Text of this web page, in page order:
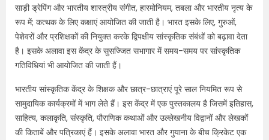
साड़ी ड्रेपिंग और भारतीय शास्त्रीय संगीत, हारमोनियम, तबला और भारतीय नृत्य के
रूप में; कत्थक के लिए कक्षाएं आयोजित की जाती है। भारत इसके लिए, गुरुओं,
पेशेवरों और प्रशिक्षकों की नियुक्त करके द्विपक्षीय सांस्कृतिक संबंधों को बढ़ावा देता
है। इसके अलावा इस केंद्र के सुसज्जित सभागार में समय-समय पर सांस्कृतिक
गतिविधियां भी आयोजित की जाती हैं।
भारतीय सांस्कृतिक केंद्र के शिक्षक और छात्र-छात्राएं पूरे साल नियमित रूप से
सामुदायिक कार्यक्रमों में भाग लेते हैं। इस केंद्र में एक पुस्तकालय है जिसमें इतिहास,
साहित्य, कलाकृति, संस्कृति, पौराणिक कथाओं और उल्लेखनीय विद्वानों और लेखकों
की किताबें और पत्रिकाएं हैं। इसके अलावा भारत और गुयाना के बीच क्रिकेट एक